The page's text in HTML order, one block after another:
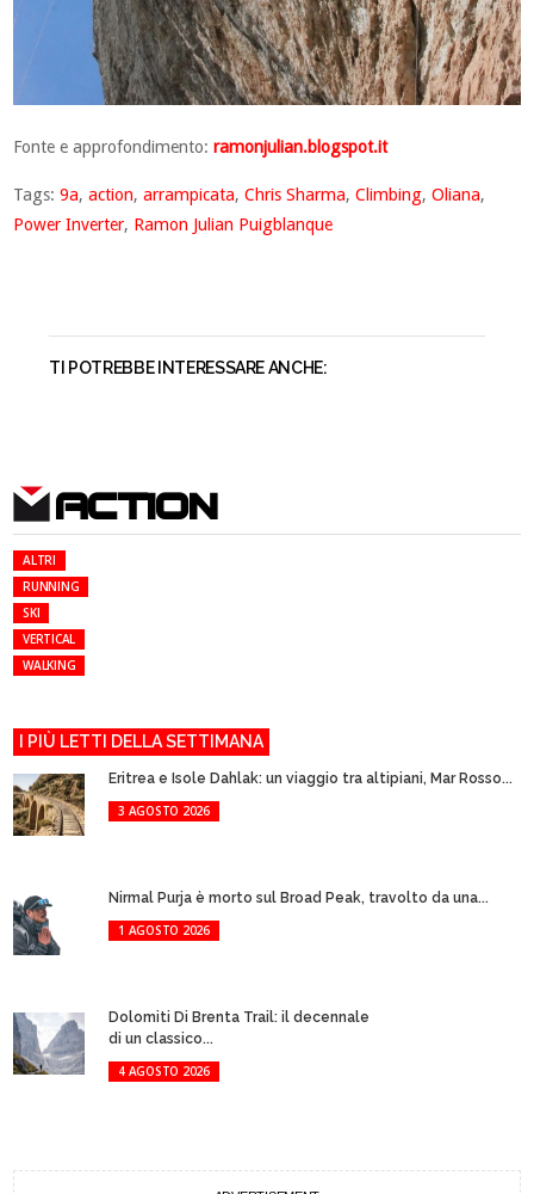
Fonte e approfondimento:ramonjulian.blogspot.it
Tags:9a,action,arrampicata,Chris Sharma,Climbing,Oliana,
Power Inverter, Ramon Julian Puigblanque
TI POTREBBE INTERESSARE ANCHE:
ACTION
ALTRI
RUNNING
SKI
VERTICAL
WALKING
I PIÙ LETTI DELLA SETTIMANA
Eritrea e Isole Dahlak: un viaggio tra altipiani, Mar Rosso...
3 AGOSTO 2026
Nirmal Purja è morto sul Broad Peak, travolto da una...
1 AGOSTO 2026
Dolomiti Di Brenta Trail: il decennale
di un classico...
4 AGOSTO 2026